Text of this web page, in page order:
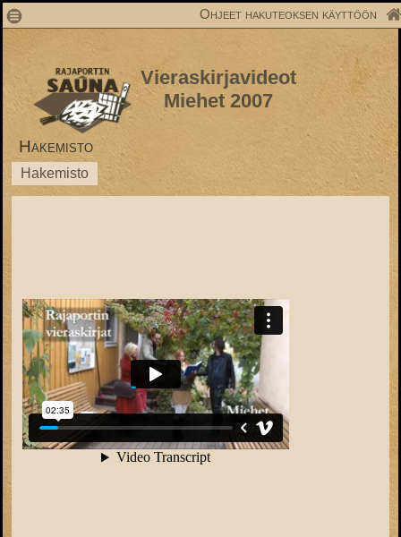
1 Ohjeet hakuteoksen käyttöön
Vieraskirjavideot
Miehet 2007
Hakemisto
Hakemisto